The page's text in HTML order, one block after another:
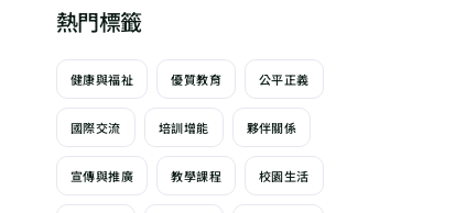
熱門標籤
健康與福祉 優質教育 公平正義
國際交流 培訓增能 夥伴關係
宣傳與推廣 教學課程 校園生活